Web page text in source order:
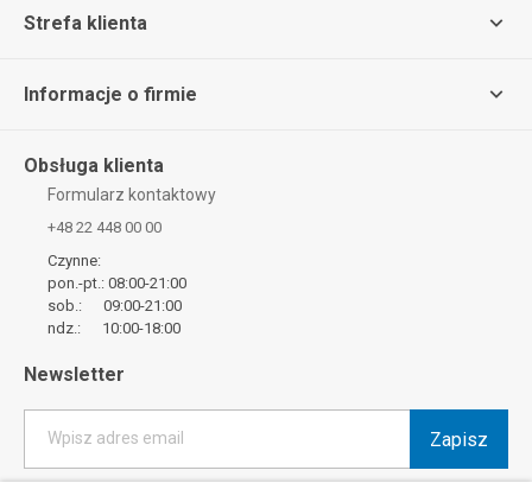
Strefa klienta
Informacje o firmie
Obsługa klienta
Formularz kontaktowy
+48 22 448 00 00
Czynne:
pon.-pt.: 08:00-21:00
sob.: 09:00-21:00
ndz.: 10:00-18:00
Newsletter
Wpisz adres email Zapisz